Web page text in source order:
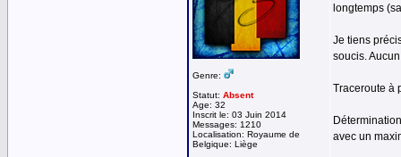
Genre:
Statut: Absent
Age: 32
Inscrit le: 03 Juin 2014
Messages: 1210
Localisation: Royaume de
Belgique: Liège
longtemps
Je tiens
soucis.
Traceroute à
avec un